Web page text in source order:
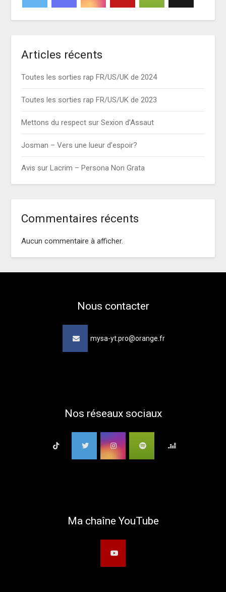
Articles récents
Toutes les sorties rap FR/US/UK de 2024
Toutes les sorties rap FR/US/UK de 2023
Mettons du respect sur Sexion d’Assaut
Josman – Vers une lueur d’espoir?
Avis sur Lacrim – Persona Non Grata
Commentaires récents
Aucun commentaire à afficher.
Nous contacter
mysa-yt.pro@orange.fr
Nos réseaux sociaux
Ma chaîne YouTube